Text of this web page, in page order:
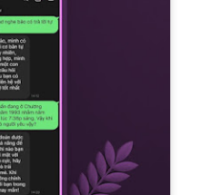
loạt nỗ lực vượt ra ngoài khả
quốc gia mà không cần sử dụng
ĐƠN GIẢN
VIETVIP PRO